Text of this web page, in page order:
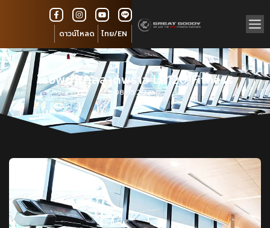
ดาวน์โหลด ไทย/EN
โรงพยาบาลลาดพร้าว LP120 Fitness
08.05.2025